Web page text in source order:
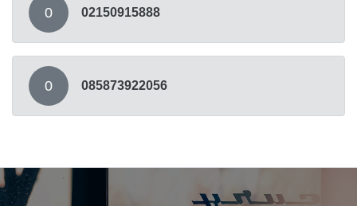
0 02150915888
0 085873922056